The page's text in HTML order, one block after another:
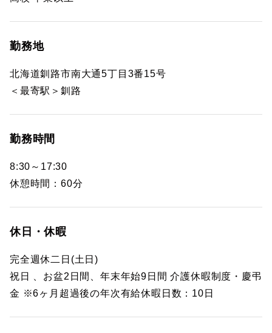
勤務地
北海道釧路市南大通5丁目3番15号
＜最寄駅＞釧路
勤務時間
8:30～17:30
休憩時間：60分
休日・休暇
完全週休二日(土日)
祝日 、お盆2日間、年末年始9日間 介護休暇制度・慶弔
金 ※6ヶ月超過後の年次有給休暇日数：10日